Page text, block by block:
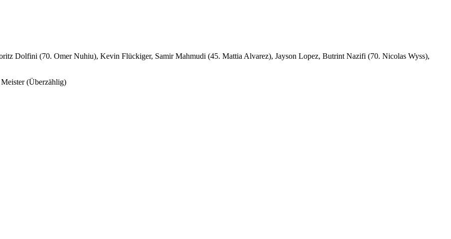
Dolfini (70. Omer Nuhiu), Kevin Flückiger, Samir Mahmudi (45. Mattia Alvarez), Jayson Lopez, Butrint Nazifi (70. Nicolas Wyss),
(Überzählig)